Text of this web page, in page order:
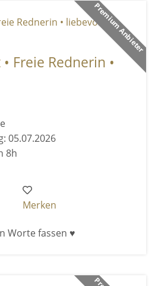
Premium Anbieter
Freie Rednerin •
05.07.2026
8h
Merken
Worte fassen ♥